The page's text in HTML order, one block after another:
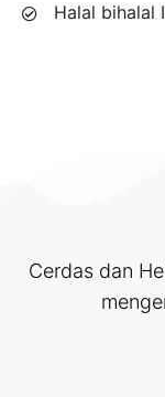
Halal bihalal
Cerdas dan